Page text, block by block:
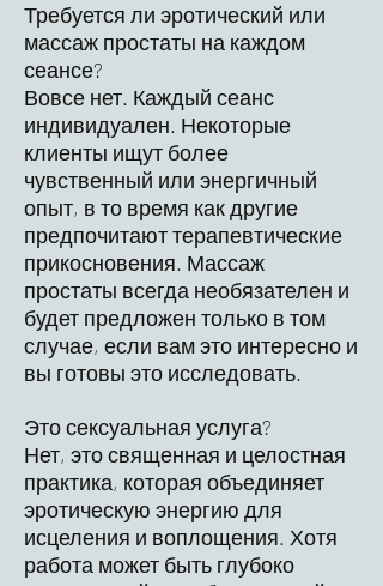
Требуется ли эротический или
массаж простаты на каждом
сеансе?
Вовсе нет. Каждый сеанс
индивидуален. Некоторые
клиенты ищут более
чувственный или энергичный
опыт, в то время как другие
предпочитают терапевтические
прикосновения. Массаж
простаты всегда необязателен и
будет предложен только в том
случае, если вам это интересно и
вы готовы это исследовать.
Это сексуальная услуга?
Нет, это священная и целостная
практика, которая объединяет
эротическую энергию для
исцеления и воплощения. Хотя
работа может быть глубоко